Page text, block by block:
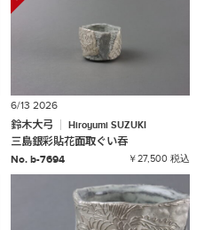
6/13 2026
鈴木大弓
Hiroyumi SUZUKI
三島銀彩貼花面取ぐい吞
No. b-7694
￥27,500 税込